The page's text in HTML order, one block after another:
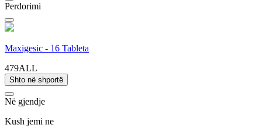
Perdorimi
Maxigesic - 16 Tableta
479ALL
Shto në shportë
Në gjendje
Kush jemi ne